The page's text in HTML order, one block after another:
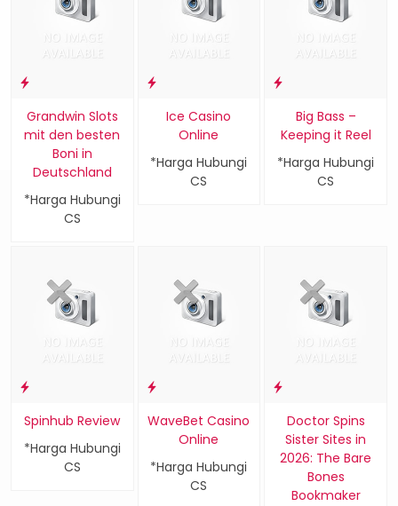
Grandwin Slots
mit den besten
Boni in
Deutschland
*Harga Hubungi
CS
Ice Casino
Online
*Harga Hubungi
CS
Big Bass –
Keeping it Reel
*Harga Hubungi
CS
Spinhub Review
*Harga Hubungi
CS
WaveBet Casino
Online
*Harga Hubungi
CS
Doctor Spins
Sister Sites in
2026: The Bare
Bones
Bookmaker